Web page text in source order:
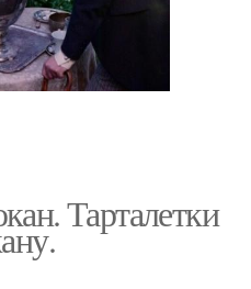
Тарталетки